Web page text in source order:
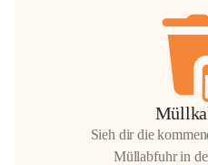
Sieh dir die
Müllabfuhr in